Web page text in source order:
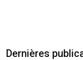
Dernières